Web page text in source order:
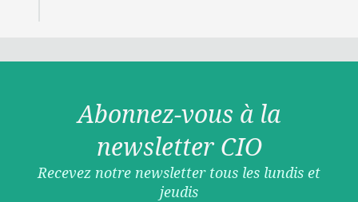
Abonnez-vous à la
newsletter CIO
Recevez notre newsletter tous les lundis et
jeudis